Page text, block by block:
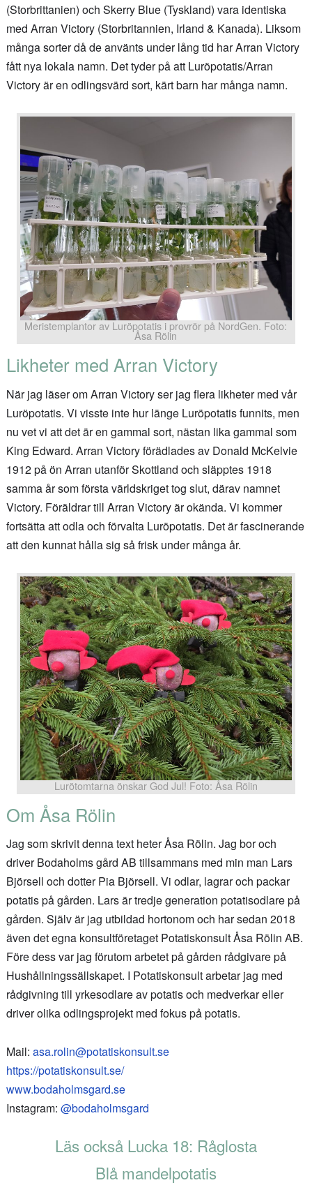
(Storbrittanien) och Skerry Blue (Tyskland) vara identiska
med Arran Victory (Storbritannien, Irland & Kanada). Liksom
många sorter då de använts under lång tid har Arran Victory
fått nya lokala namn. Det tyder på att Luröpotatis/Arran
Victory är en odlingsvärd sort, kärt barn har många namn.
Meristemplantor av Luröpotatis i provrör på NordGen. Foto:
Åsa Rölin
Likheter med Arran Victory
När jag läser om Arran Victory ser jag flera likheter med vår
Luröpotatis. Vi visste inte hur länge Luröpotatis funnits, men
nu vet vi att det är en gammal sort, nästan lika gammal som
King Edward. Arran Victory förädlades av Donald McKelvie
1912 på ön Arran utanför Skottland och släpptes 1918
samma år som första världskriget tog slut, därav namnet
Victory. Föräldrar till Arran Victory är okända. Vi kommer
fortsätta att odla och förvalta Luröpotatis. Det är fascinerande
att den kunnat hålla sig så frisk under många år.
Lurötomtarna önskar God Jul! Foto: Åsa Rölin
Om Åsa Rölin
Jag som skrivit denna text heter Åsa Rölin. Jag bor och
driver Bodaholms gård AB tillsammans med min man Lars
Björsell och dotter Pia Björsell. Vi odlar, lagrar och packar
potatis på gården. Lars är tredje generation potatisodlare på
gården. Själv är jag utbildad hortonom och har sedan 2018
även det egna konsultföretaget Potatiskonsult Åsa Rölin AB.
Före dess var jag förutom arbetet på gården rådgivare på
Hushållningssällskapet. I Potatiskonsult arbetar jag med
rådgivning till yrkesodlare av potatis och medverkar eller
driver olika odlingsprojekt med fokus på potatis.
Mail: asa.rolin@potatiskonsult.se
https://potatiskonsult.se/
www.bodaholmsgard.se
Instagram: @bodaholmsgard
Läs också Lucka 18: Råglosta
Blå mandelpotatis